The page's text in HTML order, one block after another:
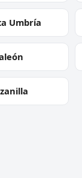
Umbría